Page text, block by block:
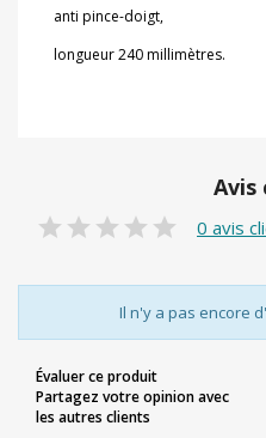
anti pince-doigt,
longueur 240 millimètres.
Avis
0 avis
Il n'y a pas encore
Évaluer ce produit
Partagez votre opinion avec
les autres clients